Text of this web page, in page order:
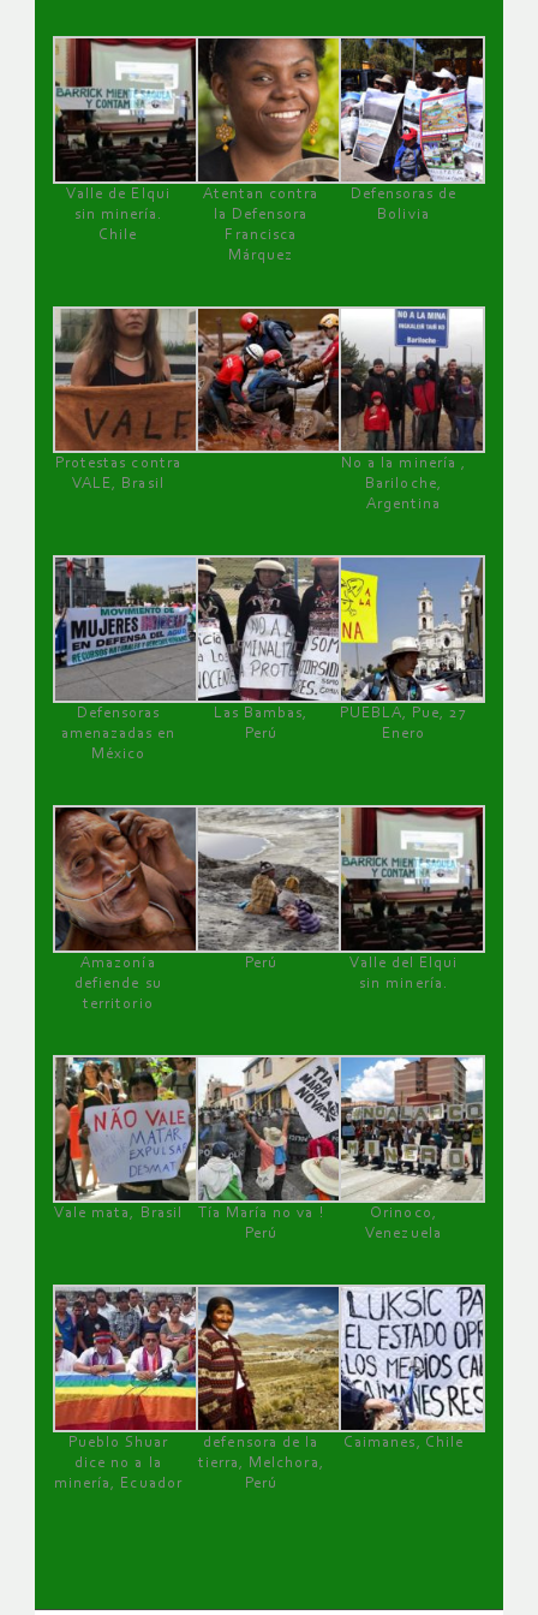
Valle de Elqui
sin minería.
Chile
Atentan contra
la Defensora
Francisca
Márquez
Defensoras de
Bolivia
Protestas contra
VALE, Brasil
No a la minería ,
Bariloche,
Argentina
Defensoras
amenazadas en
México
Las Bambas,
Perú
PUEBLA, Pue, 27
Enero
Amazonía
defiende su
territorio
Perú
Valle del Elqui
sin minería.
Vale mata, Brasil
Tía María no va !
Perú
Orinoco,
Venezuela
Pueblo Shuar
dice no a la
minería, Ecuador
defensora de la
tierra, Melchora,
Perú
Caimanes, Chile